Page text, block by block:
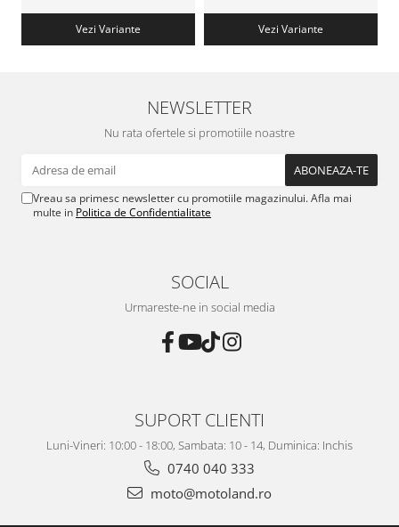
Vezi Variante Vezi Variante
NEWSLETTER
Nu rata ofertele si promotiile noastre
Vreau sa primesc newsletter cu promotiile magazinului. Afla mai
multe in Politica de Confidentialitate
SOCIAL
Urmareste-ne in social media
SUPORT CLIENTI
Luni-Vineri: 10:00 - 18:00, Sambata: 10 - 14, Duminica: Inchis
0740 040 333
moto@motoland.ro